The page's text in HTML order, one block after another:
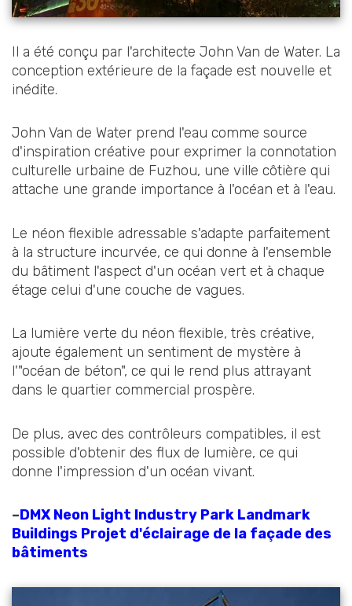
Il a été conçu par l'architecte John Van de Water. La
conception extérieure de la façade est nouvelle et
inédite.
John Van de Water prend l'eau comme source
d'inspiration créative pour exprimer la connotation
culturelle urbaine de Fuzhou, une ville côtière qui
attache une grande importance à l'océan et à l'eau.
Le néon flexible adressable s'adapte parfaitement
à la structure incurvée, ce qui donne à l'ensemble
du bâtiment l'aspect d'un océan vert et à chaque
étage celui d'une couche de vagues.
La lumière verte du néon flexible, très créative,
ajoute également un sentiment de mystère à
l'"océan de béton", ce qui le rend plus attrayant
dans le quartier commercial prospère.
De plus, avec des contrôleurs compatibles, il est
possible d'obtenir des flux de lumière, ce qui
donne l'impression d'un océan vivant.
–DMX Neon Light Industry Park Landmark
Buildings Projet d'éclairage de la façade des
bâtiments